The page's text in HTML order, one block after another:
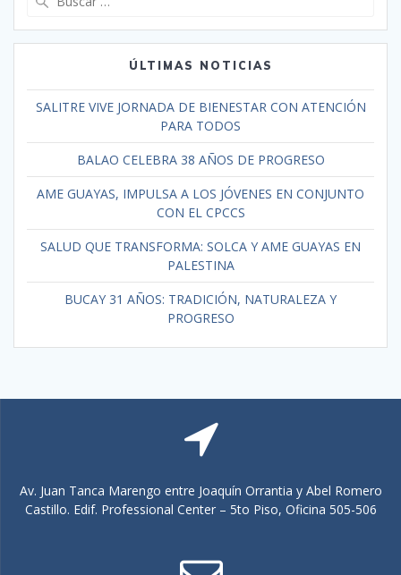
ÚLTIMAS NOTICIAS
SALITRE VIVE JORNADA DE BIENESTAR CON ATENCIÓN
PARA TODOS
BALAO CELEBRA 38 AÑOS DE PROGRESO
AME GUAYAS, IMPULSA A LOS JÓVENES EN CONJUNTO
CON EL CPCCS
SALUD QUE TRANSFORMA: SOLCA Y AME GUAYAS EN
PALESTINA
BUCAY 31 AÑOS: TRADICIÓN, NATURALEZA Y
PROGRESO
Av. Juan Tanca Marengo entre Joaquín Orrantia y Abel Romero
Castillo. Edif. Professional Center – 5to Piso, Oficina 505-506